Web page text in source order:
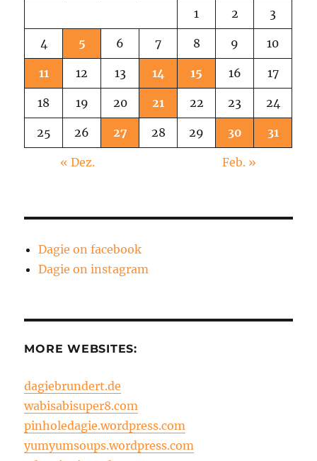
1 2 3
4 5 6 7 8 9 10
11 12 13 14 15 16 17
18 19 20 21 22 23 24
25 26 27 28 29 30 31
« Dez. Feb. »
Dagie on facebook
Dagie on instagram
MORE WEBSITES:
dagiebrundert.de
wabisabisuper8.com
pinholedagie.wordpress.com
yumyumsoups.wordpress.com